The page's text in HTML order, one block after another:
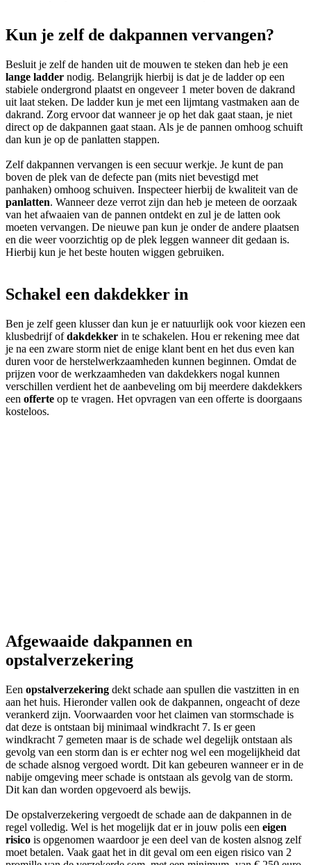
Kun je zelf de dakpannen vervangen?
Besluit je zelf de handen uit de mouwen te steken dan heb je een
lange ladder nodig. Belangrijk hierbij is dat je de ladder op een
stabiele ondergrond plaatst en ongeveer 1 meter boven de dakrand
uit laat steken. De ladder kun je met een lijmtang vastmaken aan de
dakrand. Zorg ervoor dat wanneer je op het dak gaat staan, je niet
direct op de dakpannen gaat staan. Als je de pannen omhoog schuift
dan kun je op de panlatten stappen.
Zelf dakpannen vervangen is een secuur werkje. Je kunt de pan
boven de plek van de defecte pan (mits niet bevestigd met
panhaken) omhoog schuiven. Inspecteer hierbij de kwaliteit van de
panlatten. Wanneer deze verrot zijn dan heb je meteen de oorzaak
van het afwaaien van de pannen ontdekt en zul je de latten ook
moeten vervangen. De nieuwe pan kun je onder de andere plaatsen
en die weer voorzichtig op de plek leggen wanneer dit gedaan is.
Hierbij kun je het beste houten wiggen gebruiken.
Schakel een dakdekker in
Ben je zelf geen klusser dan kun je er natuurlijk ook voor kiezen een
klusbedrijf ofdakdekker in te schakelen. Hou er rekening mee dat
je na een zware storm niet de enige klant bent en het dus even kan
duren voor de herstelwerkzaamheden kunnen beginnen. Omdat de
prijzen voor de werkzaamheden van dakdekkers nogal kunnen
verschillen verdient het de aanbeveling om bij meerdere dakdekkers
een offerte op te vragen. Het opvragen van een offerte is doorgaans
kosteloos.
Afgewaaide dakpannen en
opstalverzekering
Een opstalverzekering dekt schade aan spullen die vastzitten in en
aan het huis. Hieronder vallen ook de dakpannen, ongeacht of deze
verankerd zijn. Voorwaarden voor het claimen van stormschade is
dat deze is ontstaan bij minimaal windkracht 7. Is er geen
windkracht 7 gemeten maar is de schade wel degelijk ontstaan als
gevolg van een storm dan is er echter nog wel een mogelijkheid dat
de schade alsnog vergoed wordt. Dit kan gebeuren wanneer er in de
nabije omgeving meer schade is ontstaan als gevolg van de storm.
Dit kan dan worden opgevoerd als bewijs.
De opstalverzekering vergoedt de schade aan de dakpannen in de
regel volledig. Wel is het mogelijk dat er in jouw polis een eigen
risico is opgenomen waardoor je een deel van de kosten alsnog zelf
moet betalen. Vaak gaat het in dit geval om een eigen risico van 2